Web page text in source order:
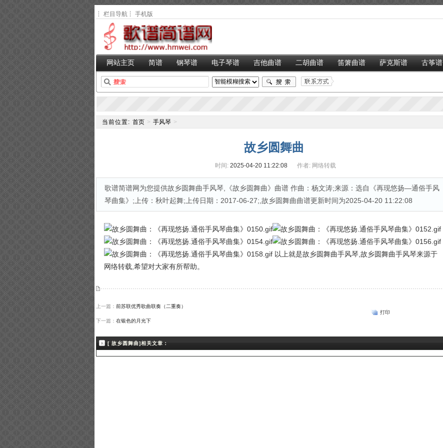
┆ 栏目导航 ┆ 手机版
网站主页 简谱 钢琴谱 电子琴谱 吉他曲谱 二胡曲谱 笛箫曲谱 萨克斯谱 古筝谱
当前位置: 首页 > 手风琴 >
故乡圆舞曲
时间: 2025-04-20 11:22:08 作者: 网络转载
歌谱简谱网为您提供故乡圆舞曲手风琴,《故乡圆舞曲》曲谱 作曲：杨文涛;来源：选自《再现悠扬—通俗手风
琴曲集》;上传：秋叶起舞;上传日期：2017-06-27;,故乡圆舞曲曲谱更新时间为2025-04-20 11:22:08
以上就是故乡圆舞曲手风琴,故乡圆舞曲手风琴来源于
网络转载,希望对大家有所帮助。
上一篇： 前苏联优秀歌曲联奏（二重奏）
下一篇： 在银色的月光下
打印
[ 故乡圆舞曲]相关文章：